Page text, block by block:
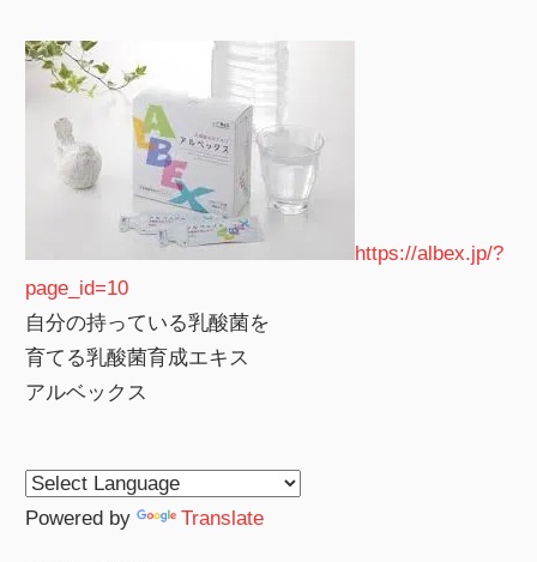
https://albex.jp/?
page_id=10
自分の持っている乳酸菌を
育てる乳酸菌育成エキス
アルベックス
Powered by Translate